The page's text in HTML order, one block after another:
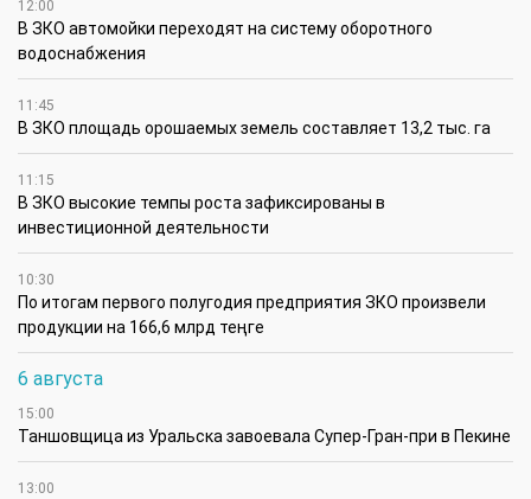
12:00
В ЗКО автомойки переходят на систему оборотного
водоснабжения
11:45
В ЗКО площадь орошаемых земель составляет 13,2 тыс. га
11:15
В ЗКО высокие темпы роста зафиксированы в
инвестиционной деятельности
10:30
По итогам первого полугодия предприятия ЗКО произвели
продукции на 166,6 млрд теңге
6 августа
15:00
Таншовщица из Уральска завоевала Супер-Гран-при в Пекине
13:00